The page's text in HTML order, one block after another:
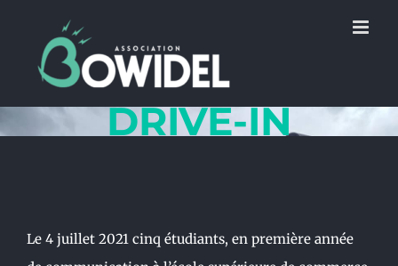
content
DRIVE-IN
Le 4 juillet 2021 cinq étudiants, en première année